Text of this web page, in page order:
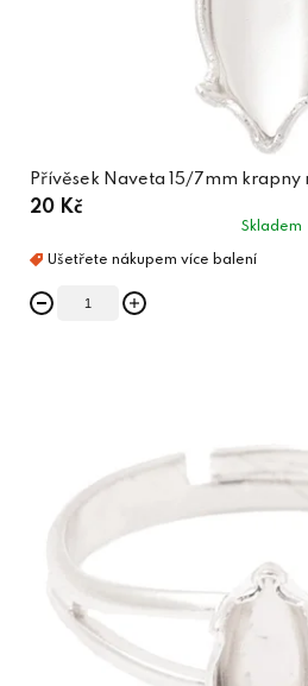
Přívěsek Naveta 15/7mm krapny
20 Kč
Skladem